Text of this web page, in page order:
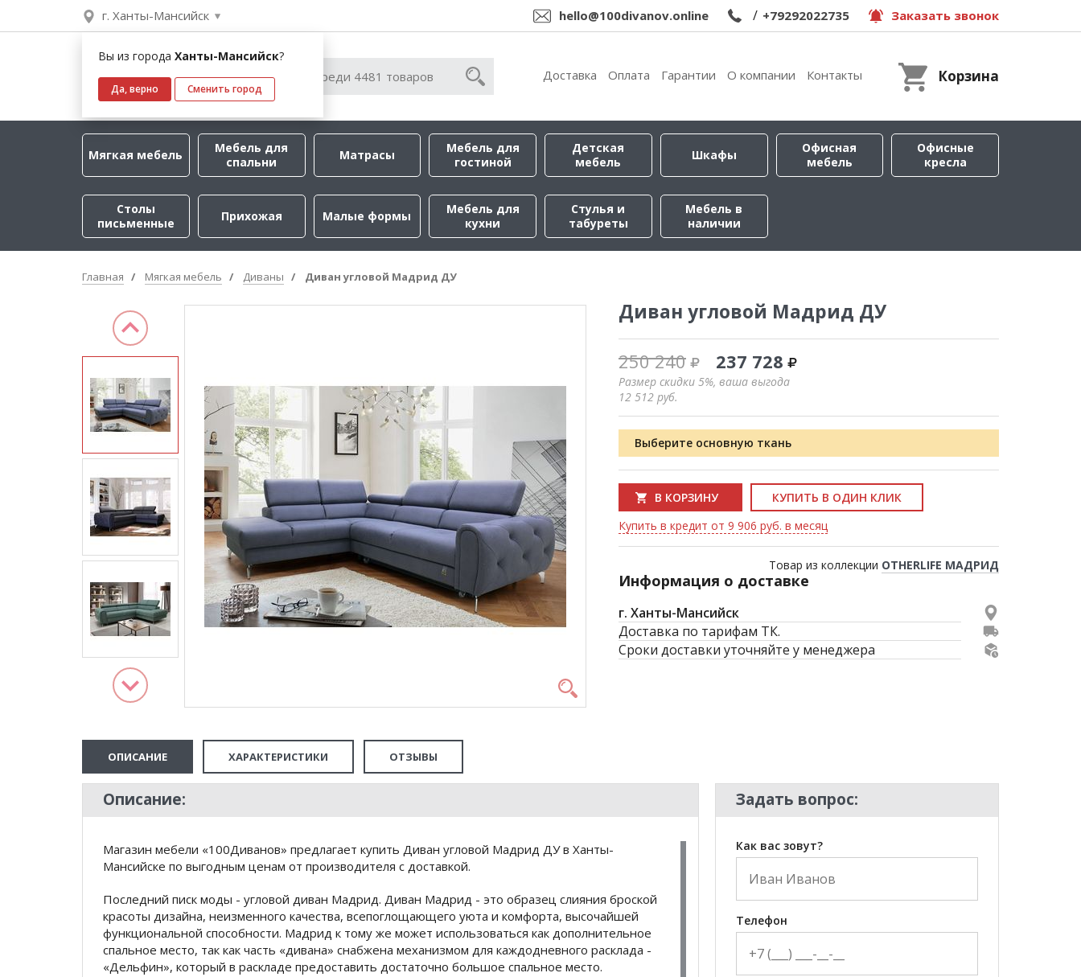
г. Ханты-Мансийск
Вы из города Ханты-Мансийск?
Да, верно Сменить город
hello@100divanov.online / +79292022735 Заказать звонок
Доставка Оплата Гарантии О компании Контакты Корзина
Мягкая мебель
Мебель для
спальни
Матрасы
Мебель для
гостиной
Детская
мебель
Шкафы
Офисная
мебель
Офисные
кресла
Столы
письменные
Прихожая Малые формы
Мебель для
кухни
Стулья и
табуреты
Мебель в
наличии
Главная Мягкая мебель Диваны Диван угловой Мадрид ДУ
Диван угловой Мадрид ДУ
250 240 237 728
Размер скидки 5%, ваша выгода
12 512 руб.
Выберите основную ткань
В КОРЗИНУ
КУПИТЬ В ОДИН КЛИК
Купить в кредит от 9 906 руб. в месяц
Товар из коллекции OTHERLIFE МАДРИД
Информация о доставке
г. Ханты-Мансийск
Доставка по тарифам ТК.
Сроки доставки уточняйте у менеджера
ОПИСАНИЕ ХАРАКТЕРИСТИКИ ОТЗЫВЫ
Описание:
Магазин мебели «100Диванов» предлагает купить Диван угловой Мадрид ДУ в Ханты-
Мансийске по выгодным ценам от производителя с доставкой.
Последний писк моды - угловой диван Мадрид. Диван Мадрид - это образец слияния броской
красоты дизайна, неизменного качества, всепоглощающего уюта и комфорта, высочайшей
функциональной способности. Мадрид к тому же может использоваться как дополнительное
спальное место, так как часть «дивана» снабжена механизмом для каждодневного расклада -
«Дельфин», который в раскладе предоставить достаточно большое спальное место.
Задать вопрос:
Как вас зовут?
Телефон